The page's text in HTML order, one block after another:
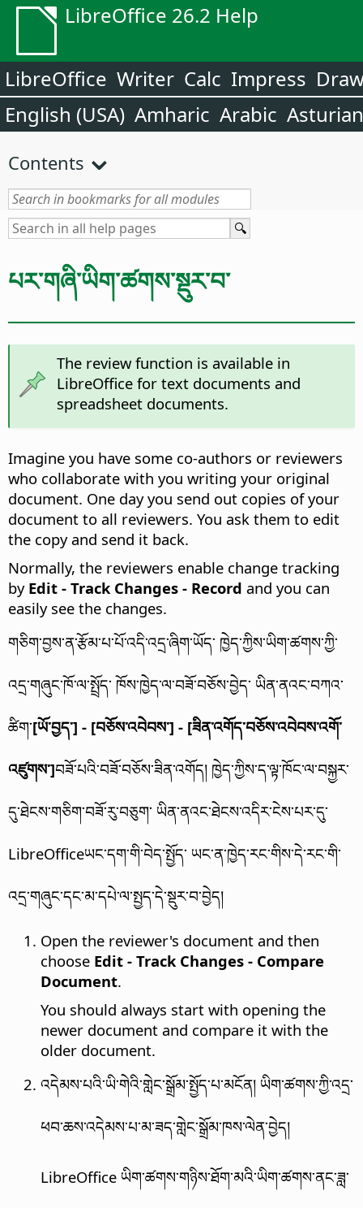
LibreOffice 26.2 Help
LibreOffice Writer Calc Impress
English (USA) Amharic Arabic Asturian
Contents
པར་གཞི་ཡིག་ཚགས་སྡུར་བ་
The review function is available in
LibreOffice for text documents and
spreadsheet documents.
Imagine you have some co-authors or reviewers
who collaborate with you writing your original
document. One day you send out copies of your
document to all reviewers. You ask them to edit
the copy and send it back.
Normally, the reviewers enable change tracking
by Edit - Track Changes - Record and you can
easily see the changes.
གཅིག་བྱས་ན་རྩོམ་པ་པོ་འདི་འདྲ་ཞིག་ཡོད་ ཁྱེད་ཀྱིས་ཡིག་ཚགས་ཀྱི་
འདྲ་གཞུང་ཁོ་ལ་སྤྲོད་ ཁོས་ཁྱེད་ལ་བཟོ་བཅོས་བྱེད་ ཡིན་ནའང་བཀའ་
ཚིག་[ཡོ་བྱད་] - [བཅོས་འབེབས་] - [ཟིན་འགོད་བཅོས་འབེབས་འགོ་
འཛུགས་]བཟོ་པའི་བཟོ་བཅོས་ཟིན་འགོད། ཁྱེད་ཀྱིས་ད་ལྟ་ཁོང་ལ་བསྐྱར་
དུ་ཐེངས་གཅིག་བཟོ་རུ་བཅུག་ ཡིན་ནའང་ཐེངས་འདིར་ངེས་པར་དུ་
LibreOfficeཡང་དག་གི་བེད་སྤྱོད་ ཡང་ན་ཁྱེད་རང་གིས་དེ་རང་གི་
འདྲ་གཞུང་དང་མ་དཔེ་ལ་སྤྱད་དེ་སྡུར་བ་བྱེད།
Open the reviewer's document and then
choose Edit - Track Changes - Compare
Document.
You should always start with opening the
newer document and compare it with the
older document.
འདེམས་པའི་ཡི་གེའི་གླེང་སྒྲོམ་སྤྱོད་པ་མངོན། ཡིག་ཚགས་ཀྱི་འདྲ་
ཕབ་ཆས་འདེམས་པ་མ་ཟད་གླེང་སྒྲོམ་ཁས་ལེན་བྱེད།
LibreOffice ཡིག་ཚགས་གཉིས་ཐོག་མའི་ཡིག་ཚགས་ནང་ཟླ་